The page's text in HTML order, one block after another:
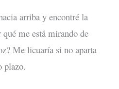
arriba y encontré la
me está mirando de
Me licuaría si no aparta
plazo.